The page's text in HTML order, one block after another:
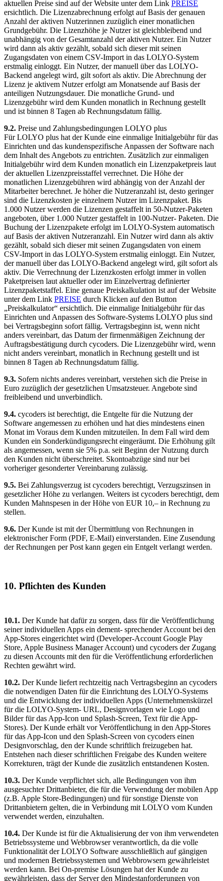
aktuellen Preise sind auf der Website unter dem Link PREISE
ersichtlich. Die Lizenzabrechnung erfolgt auf Basis der genauen
Anzahl der aktiven Nutzerinnen zuzüglich einer monatlichen
Grundgebühr. Die Lizenzhöhe je Nutzer ist gleichbleibend und
unabhängig von der Gesamtanzahl der aktiven Nutzer. Ein Nutzer
wird dann als aktiv gezählt, sobald sich dieser mit seinen
Zugangsdaten von einem CSV-Import in das LOLYO-System
erstmalig einloggt. Ein Nutzer, der manuell über das LOLYO-
Backend angelegt wird, gilt sofort als aktiv. Die Abrechnung der
Lizenz je aktivem Nutzer erfolgt am Monatsende auf Basis der
anteiligen Nutzungsdauer. Die monatliche Grund- und
Lizenzgebühr wird dem Kunden monatlich in Rechnung gestellt
und ist binnen 8 Tagen ab Rechnungsdatum fällig.
9.2. Preise und Zahlungsbedingungen LOLYO plus
Für LOLYO plus hat der Kunde eine einmalige Initialgebühr für das
Einrichten und das kundenspezifische Anpassen der Software nach
dem Inhalt des Angebots zu entrichten. Zusätzlich zur einmaligen
Initialgebühr wird dem Kunden monatlich ein Lizenzpaketpreis laut
der aktuellen Lizenzpreisstaffel verrechnet. Die Höhe der
monatlichen Lizenzgebühren wird abhängig von der Anzahl der
Mitarbeiter berechnet. Je höher die Nutzeranzahl ist, desto geringer
sind die Lizenzkosten je einzelnem Nutzer im Lizenzpaket. Bis
1.000 Nutzer werden die Lizenzen gestaffelt in 50-Nutzer-Paketen
angeboten, über 1.000 Nutzer gestaffelt in 100-Nutzer- Paketen. Die
Buchung der Lizenzpakete erfolgt im LOLYO-System automatisch
auf Basis der aktiven Nutzeranzahl. Ein Nutzer wird dann als aktiv
gezählt, sobald sich dieser mit seinen Zugangsdaten von einem
CSV-Import in das LOLYO-System erstmalig einloggt. Ein Nutzer,
der manuell über das LOLYO-Backend angelegt wird, gilt sofort als
aktiv. Die Verrechnung der Lizenzkosten erfolgt immer in vollen
Paketpreisen laut aktueller oder im Einzelvertrag definierter
Lizenzpaketstaffel. Eine genaue Preiskalkulation ist auf der Website
unter dem Link PREISE durch Klicken auf den Button
„Preiskalkulator“ ersichtlich. Die einmalige Initialgebühr für das
Einrichten und Anpassen des Software-Systems LOLYO plus sind
bei Vertragsbeginn sofort fällig. Vertragsbeginn ist, wenn nicht
anders vereinbart, das Datum der firmenmäßigen Zeichnung der
Auftragsbestätigung durch cycoders. Die Lizenzgebühr wird, wenn
nicht anders vereinbart, monatlich in Rechnung gestellt und ist
binnen 8 Tagen ab Rechnungsdatum fällig.
9.3. Sofern nichts anderes vereinbart, verstehen sich die Preise in
Euro zuzüglich der gesetzlichen Umsatzsteuer. Angebote sind
freibleibend und unverbindlich.
9.4. cycoders ist berechtigt, die Entgelte für die Nutzung der
Software angemessen zu erhöhen und hat dies mindestens einen
Monat im Voraus dem Kunden mitzuteilen. In dem Fall wird dem
Kunden ein Sonderkündigungsrecht eingeräumt. Die Erhöhung gilt
als angemessen, wenn sie 5% p.a. seit Beginn der Nutzung durch
den Kunden nicht überschreitet. Skontoabzüge sind nur bei
vorheriger gesonderter Vereinbarung zulässig.
9.5. Bei Zahlungsverzug ist cycoders berechtigt, Verzugszinsen in
gesetzlicher Höhe zu verlangen. Weiters ist cycoders berechtigt, dem
Kunden Mahnspesen in der Höhe von EUR 10,– in Rechnung zu
stellen.
9.6. Der Kunde ist mit der Übermittlung von Rechnungen in
elektronischer Form (PDF, E-Mail) einverstanden. Eine Zusendung
der Rechnungen per Post kann gegen ein Entgelt verlangt werden.
10. Pflichten des Kunden
10.1. Der Kunde hat dafür zu sorgen, dass für die Veröffentlichung
seiner individuellen Apps ein dement- sprechender Account bei den
App-Stores eingerichtet wird (Developer-Account Google Play
Store, Apple Business Manager Account) und cycoders der Zugang
zu diesen Accounts mit den für die Veröffentlichung erforderlichen
Rechten gewährt wird.
10.2. Der Kunde liefert rechtzeitig nach Vertragsbeginn an cycoders
die notwendigen Daten für die Einrichtung des LOLYO-Systems
und die Entwicklung der individuellen Apps (Unternehmenskürzel
für die LOLYO-System- URL, Designvorlagen wie Logo und
Bilder für das App-Icon und Splash-Screen, Text für die App-
Stores). Der Kunde erhält vor Veröffentlichung in den App-Stores
für das App-Icon und den Splash-Screen von cycoders einen
Designvorschlag, den der Kunde schriftlich freizugeben hat.
Entstehen nach dieser schriftlichen Freigabe des Kunden weitere
Korrekturen, trägt der Kunde die zusätzlich entstandenen Kosten.
10.3. Der Kunde verpflichtet sich, alle Bedingungen von ihm
ausgesuchter Drittanbieter, die für die Verwendung der mobilen App
(z.B. Apple Store-Bedingungen) und für sonstige Dienste von
Drittanbietern gelten, die in Verbindung mit LOLYO vom Kunden
verwendet werden, einzuhalten.
10.4. Der Kunde ist für die Aktualisierung der von ihm verwendeten
Betriebssysteme und Webbrowser verantwortlich, da die volle
Funktionalität der LOLYO Software ausschließlich auf gängigen
und modernen Betriebssystemen und Webbrowsern gewährleistet
werden kann. Bei On-premise Lösungen hat der Kunde zu
gewährleisten, dass der Server den Mindestanforderungen von